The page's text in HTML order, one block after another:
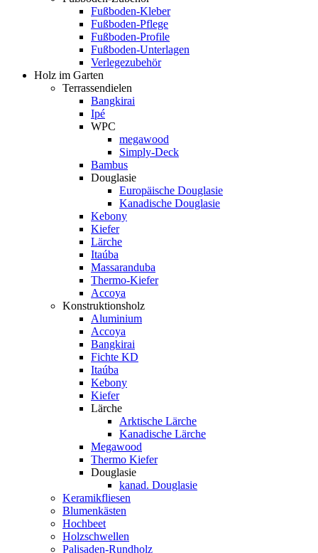
Fußboden-Kleber
Fußboden-Pflege
Fußboden-Profile
Fußboden-Unterlagen
Verlegezubehör
Holz im Garten
Terrassendielen
Bangkirai
Ipé
WPC
megawood
Simply-Deck
Bambus
Douglasie
Europäische Douglasie
Kanadische Douglasie
Kebony
Kiefer
Lärche
Itaúba
Massaranduba
Thermo-Kiefer
Accoya
Konstruktionsholz
Aluminium
Accoya
Bangkirai
Fichte KD
Itaúba
Kebony
Kiefer
Lärche
Arktische Lärche
Kanadische Lärche
Megawood
Thermo Kiefer
Douglasie
kanad. Douglasie
Keramikfliesen
Blumenkästen
Hochbeet
Holzschwellen
Palisaden-Rundholz